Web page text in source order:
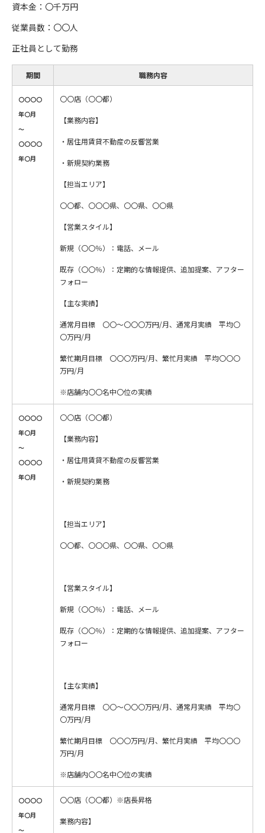
資本金：〇千万円
従業員数：〇〇人
正社員として勤務
期間 職務内容
〇〇〇〇
年〇月
～
〇〇〇〇
年〇月
〇〇店（〇〇都）
【業務内容】
・居住用賃貸不動産の反響営業
・新規契約業務
【担当エリア】
〇〇都、〇〇〇県、〇〇県、〇〇県
【営業スタイル】
新規（〇〇％）：電話、メール
既存（〇〇％）：定期的な情報提供、追加提案、アフター
フォロー
【主な実績】
通常月目標 〇〇～〇〇〇万円/月、通常月実績 平均〇
〇万円/月
繁忙期月目標 〇〇〇万円/月、繁忙月実績 平均〇〇〇
万円/月
※店舗内〇〇名中〇位の実績
〇〇〇〇
年〇月
～
〇〇〇〇
年〇月
〇〇店（〇〇都）
【業務内容】
・居住用賃貸不動産の反響営業
・新規契約業務
【担当エリア】
〇〇都、〇〇〇県、〇〇県、〇〇県
【営業スタイル】
新規（〇〇％）：電話、メール
既存（〇〇％）：定期的な情報提供、追加提案、アフター
フォロー
【主な実績】
通常月目標 〇〇～〇〇〇万円/月、通常月実績 平均〇
〇万円/月
繁忙期月目標 〇〇〇万円/月、繁忙月実績 平均〇〇〇
万円/月
※店舗内〇〇名中〇位の実績
〇〇〇〇
年〇月
～
〇〇店（〇〇都）※店長昇格
業務内容】